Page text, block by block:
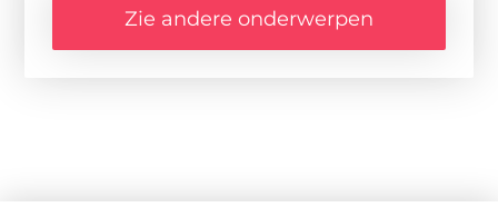
Zie andere onderwerpen